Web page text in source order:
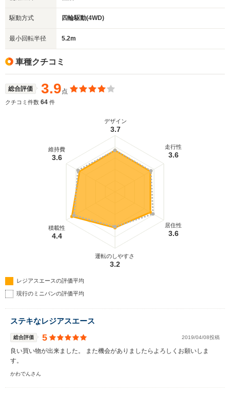
駆動方式 四輪駆動(4WD)
最小回転半径 5.2m
車種クチコミ
総合評価 3.9点
クチコミ件数 64 件
デザイン
3.7
走行性
3.6
居住性
3.6
運転のしやすさ
3.2
積載性
4.4
維持費
3.6
レジアスエースの評価平均
現行のミニバンの評価平均
ステキなレジアスエース
総合評価 5 2019/04/08投稿
良い買い物が出来ました。 また機会がありましたらよろしくお願いしま
す。
かわでんさん